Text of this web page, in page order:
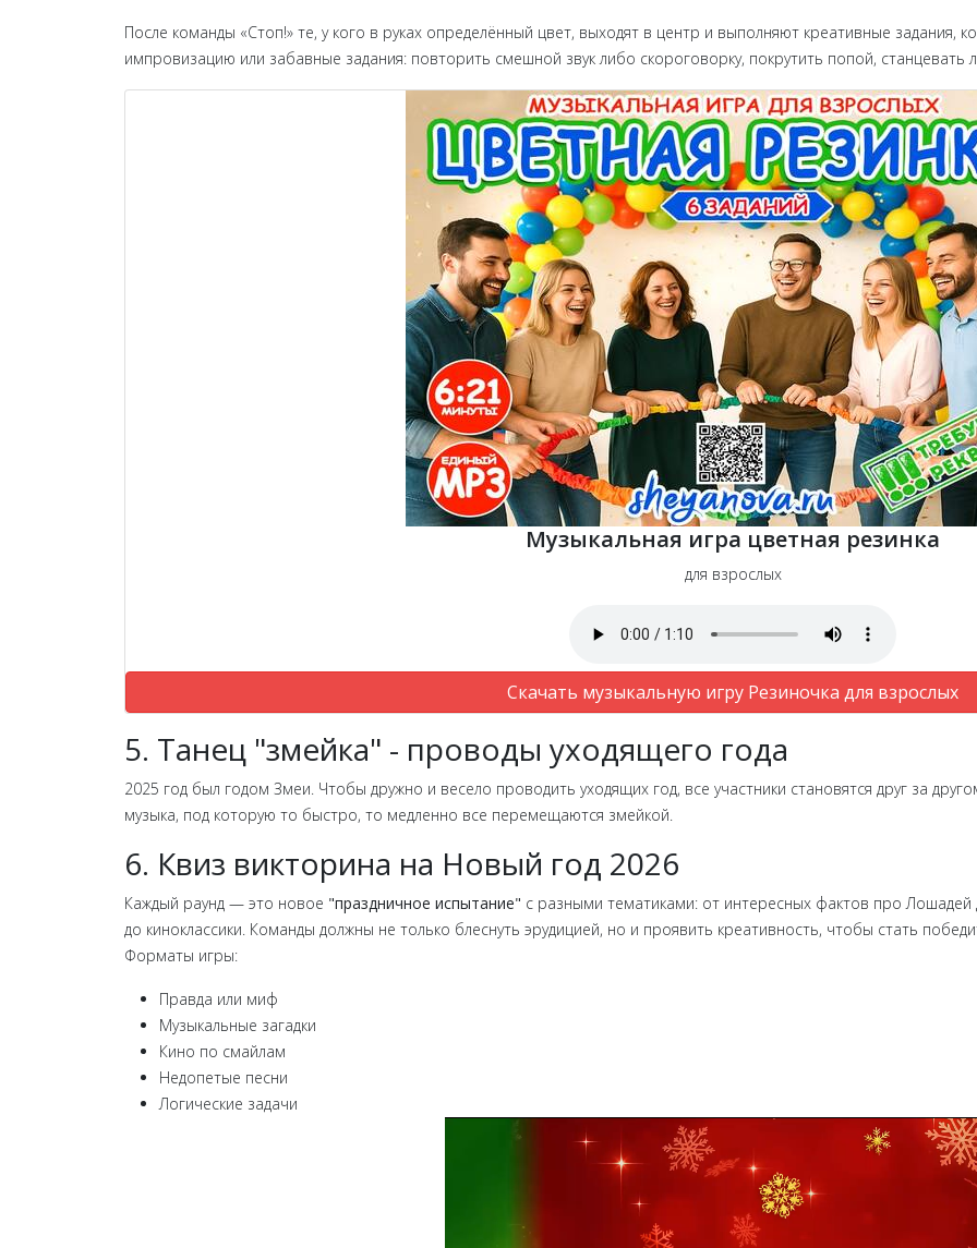
После команды «Стоп!» те, у кого в руках определённый цвет, выходят в центр и выполняют креативные задания,
импровизацию или забавные задания: повторить смешной звук либо скороговорку, покрутить попой, станцевать
Музыкальная игра цветная резинка
для взрослых
Скачать музыкальную игру Резиночка для взрослых
5. Танец "змейка" - проводы уходящего года
2025 год был годом Змеи. Чтобы дружно и весело проводить уходящих год, все участники становятся друг за
музыка, под которую то быстро, то медленно все перемещаются змейкой.
6. Квиз викторина на Новый год 2026
Каждый раунд — это новое "праздничное испытание" с разными тематиками: от интересных фактов про Лошадей
до киноклассики. Команды должны не только блеснуть эрудицией, но и проявить креативность, чтобы стать
Форматы игры:
Правда или миф
Музыкальные загадки
Кино по смайлам
Недопетые песни
Логические задачи